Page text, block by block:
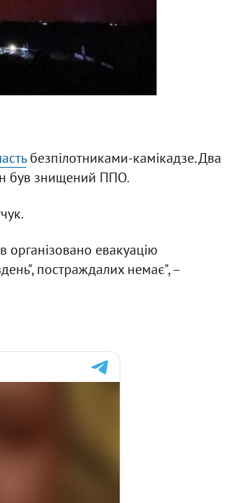
безпілотниками-камікадзе. Два
був знищений ППО.
організовано евакуацію
постраждалих немає", –